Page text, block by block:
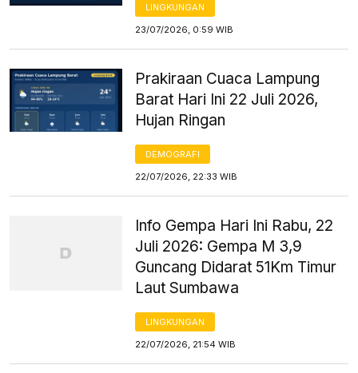
LINGKUNGAN
23/07/2026, 0:59 WIB
Prakiraan Cuaca Lampung
Barat Hari Ini 22 Juli 2026,
Hujan Ringan
DEMOGRAFI
22/07/2026, 22:33 WIB
Info Gempa Hari Ini Rabu, 22
Juli 2026: Gempa M 3,9
Guncang Didarat 51Km Timur
Laut Sumbawa
LINGKUNGAN
22/07/2026, 21:54 WIB